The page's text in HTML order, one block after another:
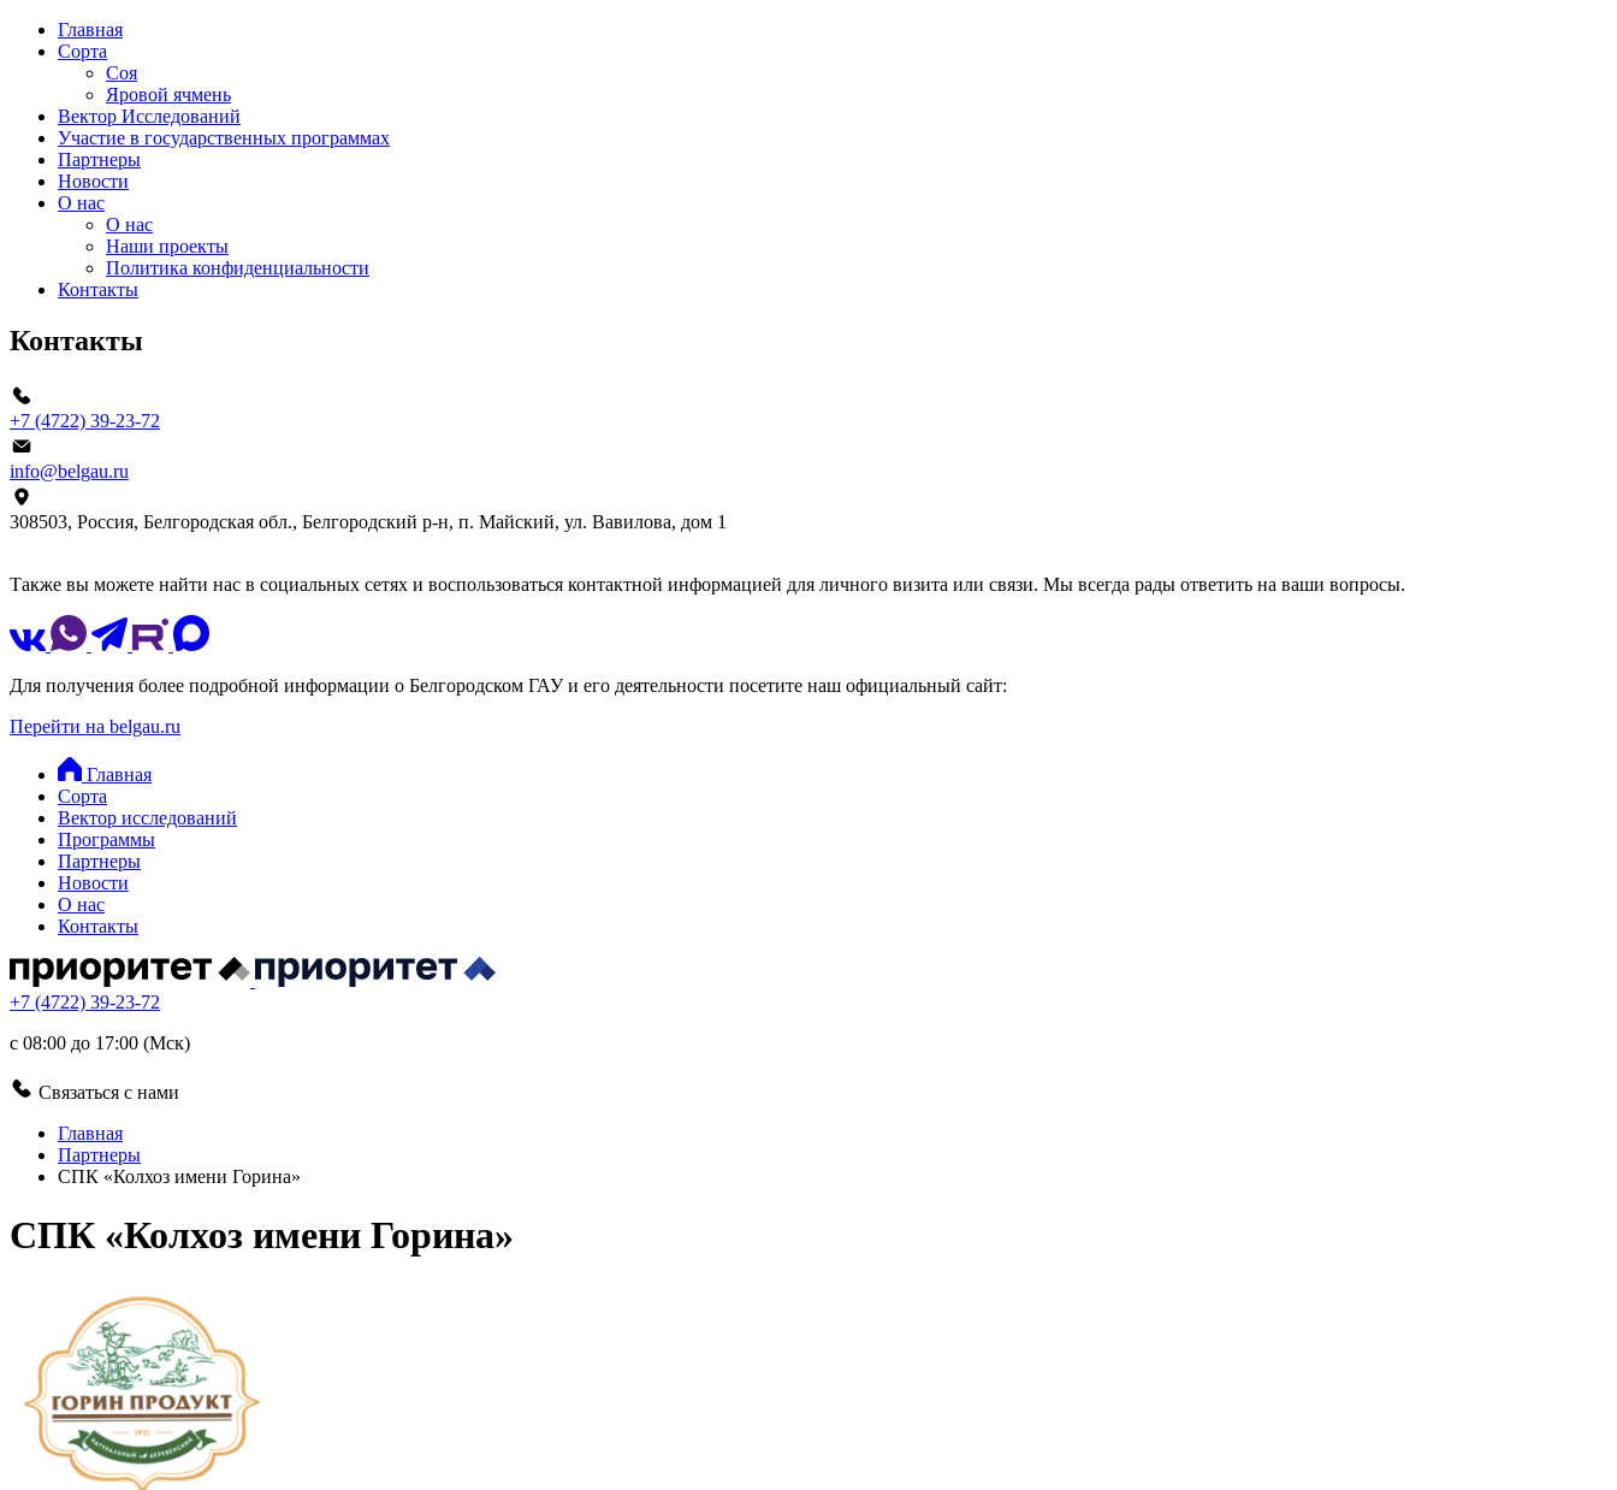
Главная
Сорта
Соя
Яровой ячмень
Вектор Исследований
Участие в государственных программах
Партнеры
Новости
О нас
О нас
Наши проекты
Политика конфиденциальности
Контакты
Контакты
+7 (4722) 39-23-72
info@belgau.ru
308503, Россия, Белгородская обл., Белгородский р‑н, п. Майский, ул. Вавилова, дом 1
Также вы можете найти нас в социальных сетях и воспользоваться контактной информацией для личного визита или связи. Мы всегда рады ответить на ваши вопросы.
Для получения более подробной информации о Белгородском ГАУ и его деятельности посетите наш официальный сайт:
Перейти на belgau.ru
Главная
Сорта
Вектор исследований
Программы
Партнеры
Новости
О нас
Контакты
+7 (4722) 39-23-72
с 08:00 до 17:00 (Мск)
Связаться с нами
Главная
Партнеры
СПК «Колхоз имени Горина»
СПК «Колхоз имени Горина»